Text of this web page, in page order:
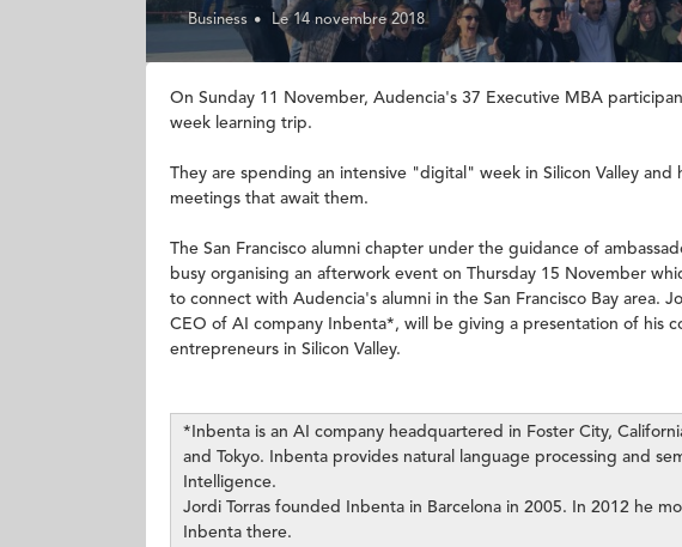
Business Le 14 novembre 2018
On Sunday 11 November, Audencia's 37 Executive MBA
week learning trip.
They are spending an intensive "digital" week in Silicon Valley and
meetings that await them.
The San Francisco alumni chapter under the guidance of
busy organising an afterwork event on Thursday 15 November
to connect with Audencia's alumni in the San Francisco Bay area.
CEO of AI company Inbenta*, will be giving a presentation of his
entrepreneurs in Silicon Valley.
*Inbenta is an AI company headquartered in Foster City,
and Tokyo. Inbenta provides natural language processing and
Intelligence.
Jordi Torras founded Inbenta in Barcelona in 2005. In 2012 he
Inbenta there.